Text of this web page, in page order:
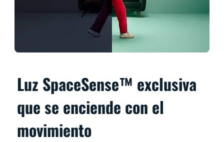
Luz SpaceSense™ exclusiva
que se enciende con el
movimiento